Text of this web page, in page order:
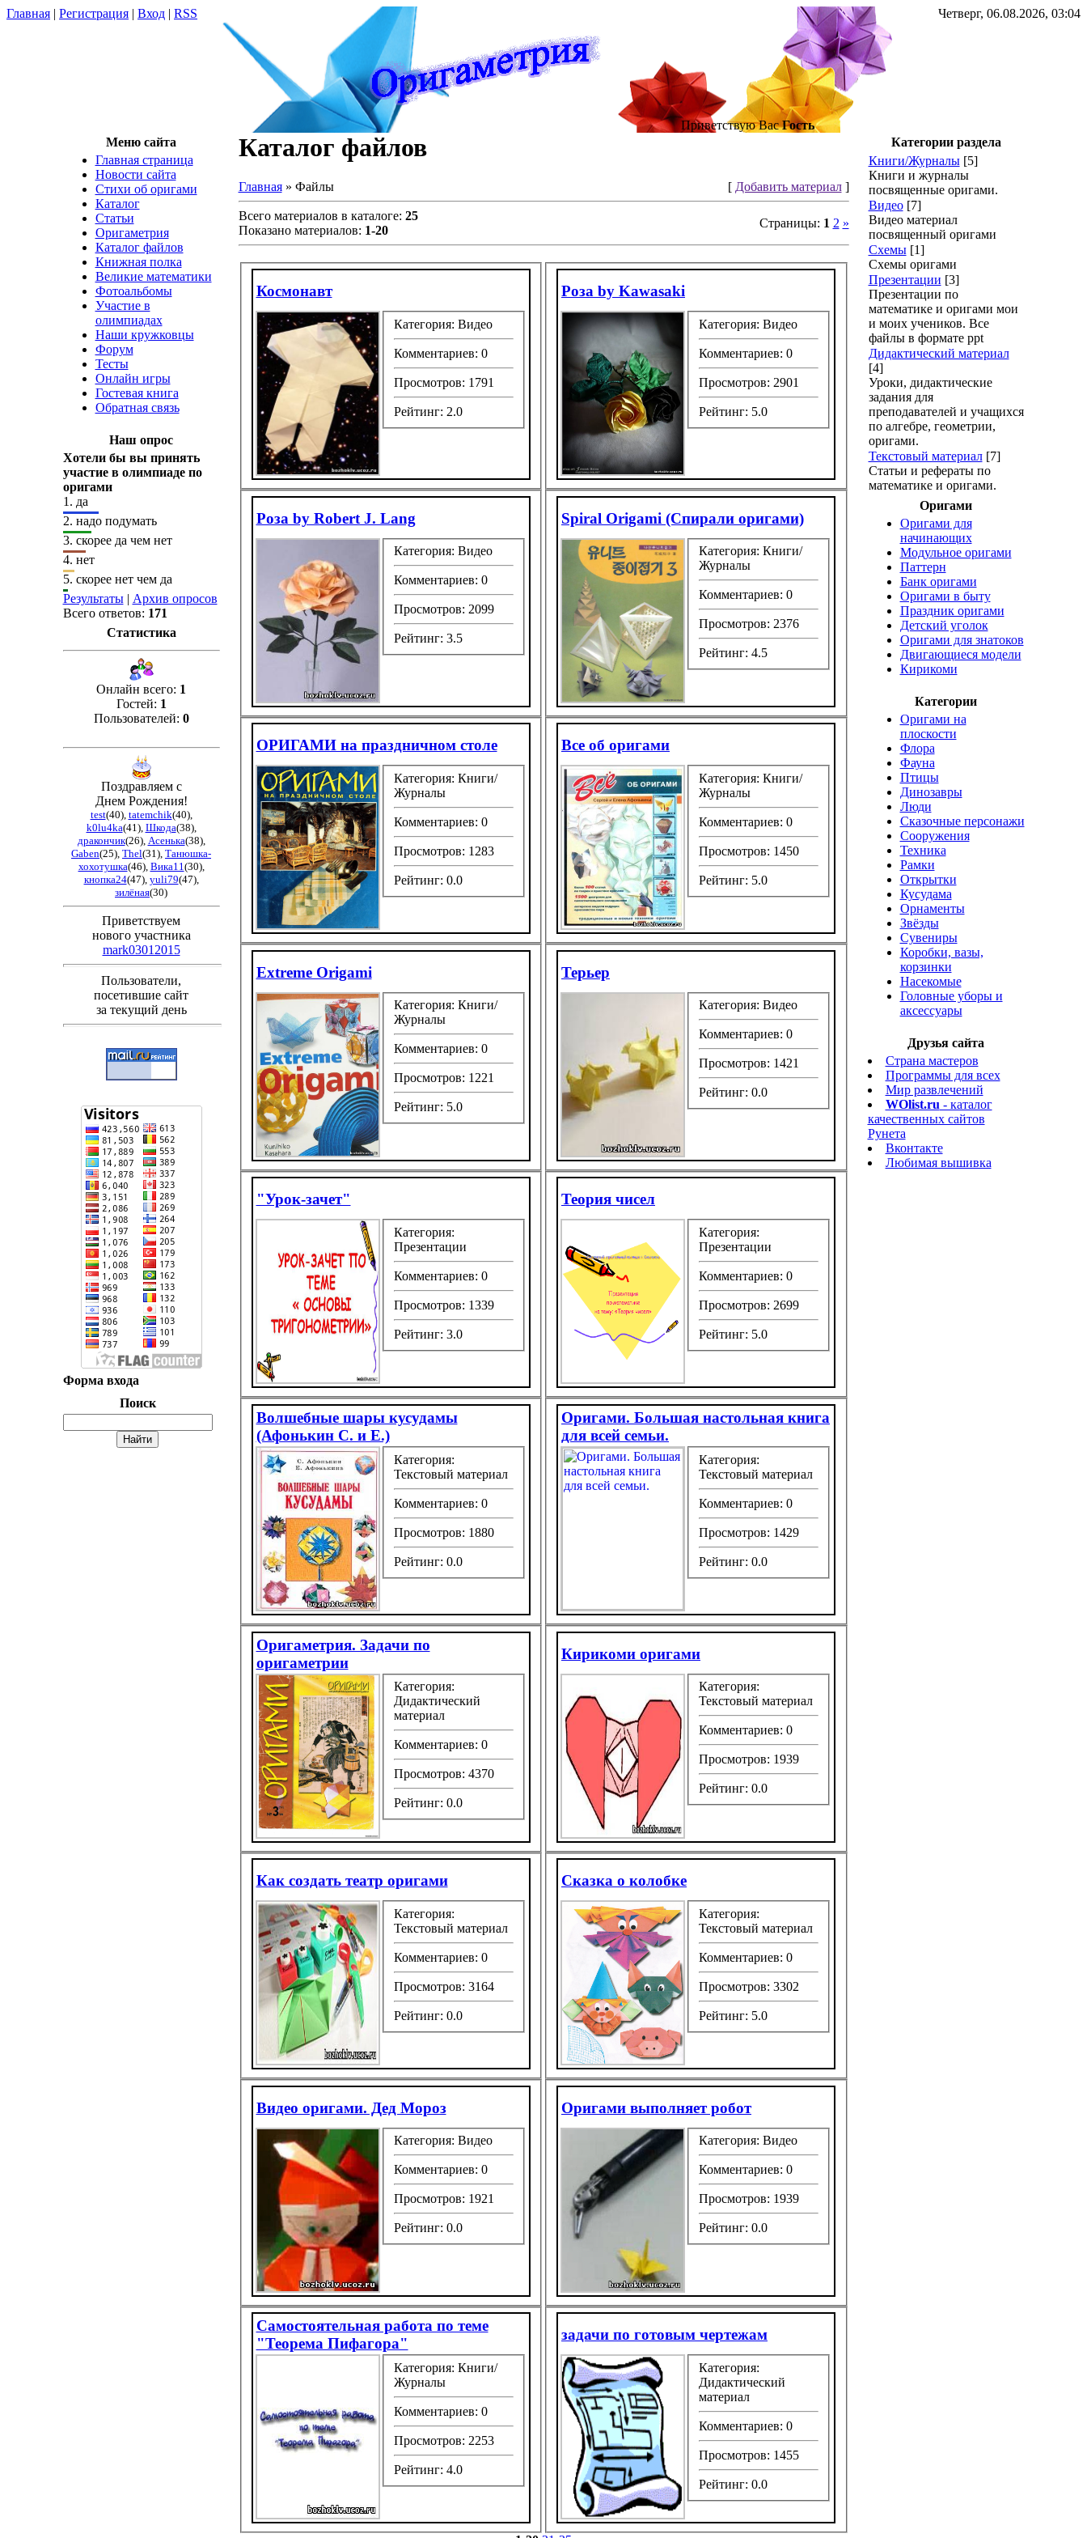
Главная | Регистрация | Вход | RSS Четверг, 06.08.2026, 03:04
Приветствую Вас Гость
Меню сайта
Главная страница
Новости сайта
Cтихи об оригами
Каталог
Статьи
Оригаметрия
Каталог файлов
Книжная полка
Великие математики
Фотоальбомы
Участие в
олимпиадах
Наши кружковцы
Форум
Тесты
Онлайн игры
Гостевая книга
Обратная связь
Наш опрос
Хотели бы вы принять
участие в олимпиаде по
оригами
1. да
2. надо подумать
3. скорее да чем нет
4. нет
5. скорее нет чем да
Результаты| Архив опросов
Всего ответов: 171
Статистика
Онлайн всего: 1
Гостей: 1
Пользователей: 0
Поздравляем с
Днем Рождения!
test(40), tatemchik(40),
k0lu4ka(41), Шкода(38),
дракончик(26), Асенька(38),
Gaben(25), Thel(31), Танюшка-
хохотушка(46), Вика11(30),
кнопка24(47), yuli79(47),
зилёная(30)
Приветствуем
нового участника
mark03012015
Пользователи,
посетившие сайт
за текущий день
Форма входа
Поиск
Каталог файлов
Главная» Файлы [ Добавить материал]
Всего материалов в каталоге: 25
Показано материалов: 1-20
Страницы: 1 2 »
Космонавт
Категория: Видео
Комментариев: 0
Просмотров: 1791
Рейтинг: 2.0
Роза by Kawasaki
Категория: Видео
Комментариев: 0
Просмотров: 2901
Рейтинг: 5.0
Роза by Robert J. Lang
Категория: Видео
Комментариев: 0
Просмотров: 2099
Рейтинг: 3.5
Spiral Origami (Спирали оригами)
Категория: Книги/
Журналы
Комментариев: 0
Просмотров: 2376
Рейтинг: 4.5
ОРИГАМИ на праздничном столе
Категория: Книги/
Журналы
Комментариев: 0
Просмотров: 1283
Рейтинг: 0.0
Все об оригами
Категория: Книги/
Журналы
Комментариев: 0
Просмотров: 1450
Рейтинг: 5.0
Extreme Origami
Категория: Книги/
Журналы
Комментариев: 0
Просмотров: 1221
Рейтинг: 5.0
Терьер
Категория: Видео
Комментариев: 0
Просмотров: 1421
Рейтинг: 0.0
"Урок-зачет"
Категория:
Презентации
Комментариев: 0
Просмотров: 1339
Рейтинг: 3.0
Теория чисел
Категория:
Презентации
Комментариев: 0
Просмотров: 2699
Рейтинг: 5.0
Волшебные шары кусудамы
(Афонькин С. и Е.)
Категория:
Текстовый материал
Комментариев: 0
Просмотров: 1880
Рейтинг: 0.0
Оригами. Большая настольная книга
для всей семьи.
Категория:
Текстовый материал
Комментариев: 0
Просмотров: 1429
Рейтинг: 0.0
Оригаметрия. Задачи по
оригаметрии
Категория:
Дидактический
материал
Комментариев: 0
Просмотров: 4370
Рейтинг: 0.0
Кирикоми оригами
Категория:
Текстовый материал
Комментариев: 0
Просмотров: 1939
Рейтинг: 0.0
Как создать театр оригами
Категория:
Текстовый материал
Комментариев: 0
Просмотров: 3164
Рейтинг: 0.0
Сказка о колобке
Категория:
Текстовый материал
Комментариев: 0
Просмотров: 3302
Рейтинг: 5.0
Видео оригами. Дед Мороз
Категория: Видео
Комментариев: 0
Просмотров: 1921
Рейтинг: 0.0
Оригами выполняет робот
Категория: Видео
Комментариев: 0
Просмотров: 1939
Рейтинг: 0.0
Самостоятельная работа по теме
"Теорема Пифагора"
Категория: Книги/
Журналы
Комментариев: 0
Просмотров: 2253
Рейтинг: 4.0
задачи по готовым чертежам
Категория:
Дидактический
материал
Комментариев: 0
Просмотров: 1455
Рейтинг: 0.0
Категории раздела
Книги/Журналы [5]
Книги и журналы
посвященные оригами.
Видео [7]
Видео материал
посвященный оригами
Схемы [1]
Схемы оригами
Презентации [3]
Презентации по
математике и оригами мои
и моих учеников. Все
файлы в формате ppt
Дидактический материал
[4]
Уроки, дидактические
задания для
преподавателей и учащихся
по алгебре, геометрии,
оригами.
Текстовый материал [7]
Cтатьи и рефераты по
математике и оригами.
Оригами
Оригами для
начинающих
Модульное оригами
Паттерн
Банк оригами
Оригами в быту
Праздник оригами
Детский уголок
Оригами для знатоков
Двигающиеся модели
Кирикоми
Категории
Оригами на
плоскости
Флора
Фауна
Птицы
Динозавры
Люди
Сказочные персонажи
Сооружения
Техника
Рамки
Открытки
Кусудама
Орнаменты
Звёзды
Сувениры
Коробки, вазы,
корзинки
Насекомые
Головные уборы и
аксессуары
Друзья сайта
Страна мастеров
Программы для всех
Мир развлечений
WOlist.ru - каталог
качественных сайтов
Рунета
Вконтакте
Любимая вышивка